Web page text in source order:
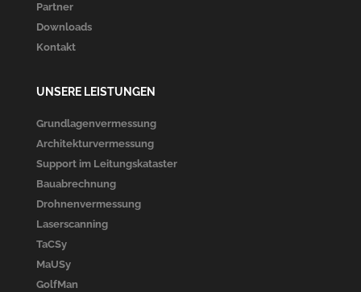
Partner
Downloads
Kontakt
UNSERE LEISTUNGEN
Grundlagenvermessung
Architekturvermessung
Support im Leitungskataster
Bauabrechnung
Drohnenvermessung
Laserscanning
TaCSy
MaUSy
GolfMan